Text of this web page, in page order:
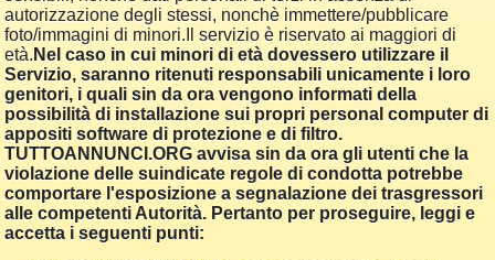
autorizzazione degli stessi, nonchè immettere/pubblicare
foto/immagini di minori.Il servizio è riservato ai maggiori di
età. Nel caso in cui minori di età dovessero utilizzare il
Servizio, saranno ritenuti responsabili unicamente i loro
genitori, i quali sin da ora vengono informati della
possibilità di installazione sui propri personal computer di
appositi software di protezione e di filtro.
TUTTOANNUNCI.ORG avvisa sin da ora gli utenti che la
violazione delle suindicate regole di condotta potrebbe
comportare l'esposizione a segnalazione dei trasgressori
alle competenti Autorità. Pertanto per proseguire, leggi e
accetta i seguenti punti: